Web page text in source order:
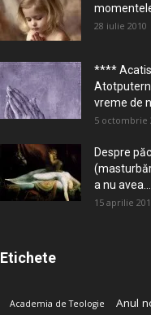
28 iulie 2010
****
vreme de
5 octombrie
Despre
a nu avea...
15 aprilie
Etichete
Academia de Teologie Anul